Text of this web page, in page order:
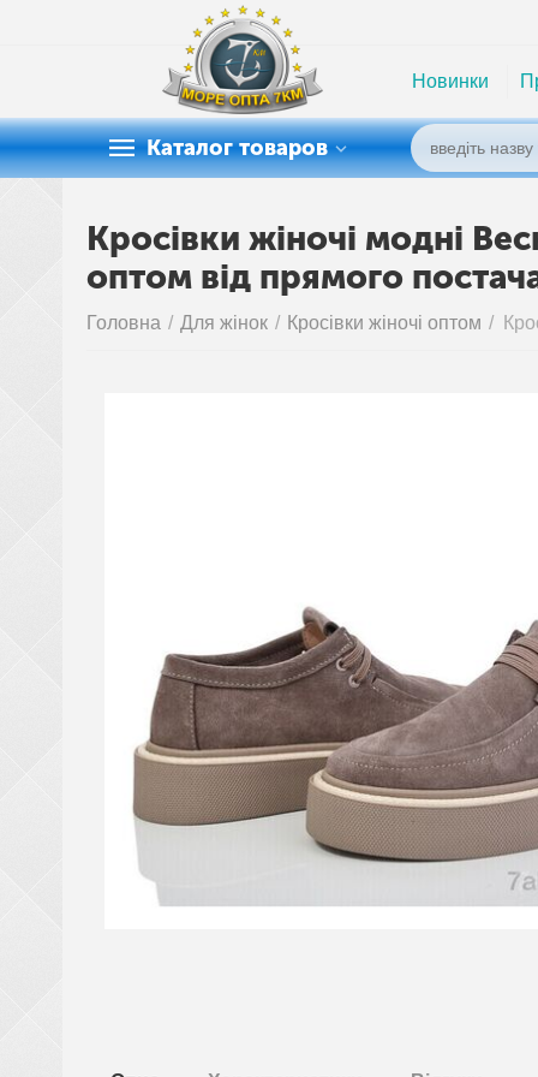
Новинки
Каталог товаров
Кросівки жіночі модні
оптом від прямого
Головна / Для жінок / Кросівки жіночі оптом /